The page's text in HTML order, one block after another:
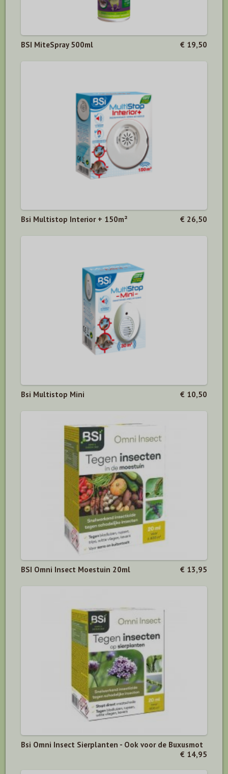
BSI MiteSpray 500ml € 19,50
Bsi Multistop Interior + 150m² € 26,50
Bsi Multistop Mini € 10,50
BSI Omni Insect Moestuin 20ml € 13,95
Bsi Omni Insect Sierplanten - Ook voor de Buxusmot
€ 14,95